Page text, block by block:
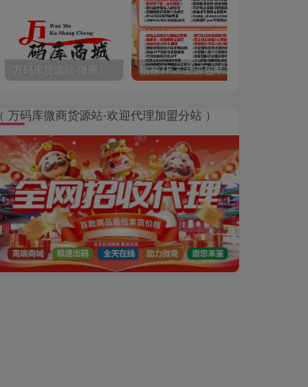
万码库货源站-微商软件激活码商城-苹果安卓微信多开分身 福禄TF二宝源包苹果微信多开分身官网,带百款功能正版福禄授权
（ 万码库微商货源站-欢迎代理加盟分站 ）